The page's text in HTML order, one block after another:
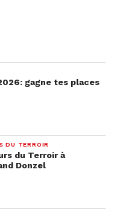
gagne tes places
DU TERROIR
du Terroir à
Donzel